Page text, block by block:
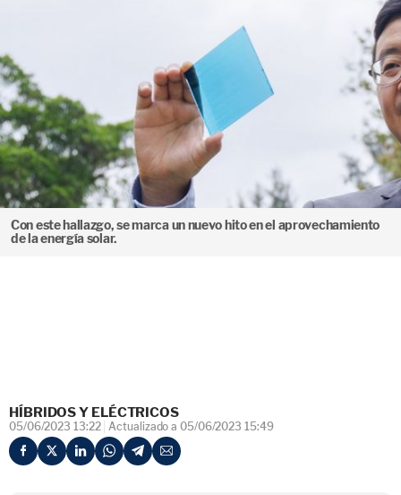
Con este hallazgo, se marca un nuevo hito en el aprovechamiento
de la energía solar.
HÍBRIDOS Y ELÉCTRICOS
05/06/2023 13:22 Actualizado a 05/06/2023 15:49